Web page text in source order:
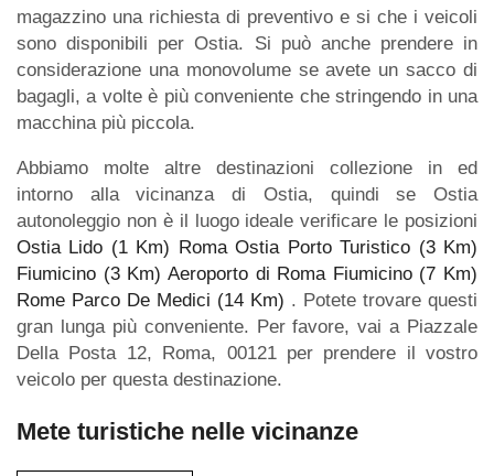
magazzino una richiesta di preventivo e si che i veicoli
sono disponibili per Ostia. Si può anche prendere in
considerazione una monovolume se avete un sacco di
bagagli, a volte è più conveniente che stringendo in una
macchina più piccola.
Abbiamo molte altre destinazioni collezione in ed
intorno alla vicinanza di Ostia, quindi se Ostia
autonoleggio non è il luogo ideale verificare le posizioni
Ostia Lido (1 Km) Roma Ostia Porto Turistico (3 Km)
Fiumicino (3 Km) Aeroporto di Roma Fiumicino (7 Km)
Rome Parco De Medici (14 Km) . Potete trovare questi
gran lunga più conveniente. Per favore, vai a Piazzale
Della Posta 12, Roma, 00121 per prendere il vostro
veicolo per questa destinazione.
Mete turistiche nelle vicinanze